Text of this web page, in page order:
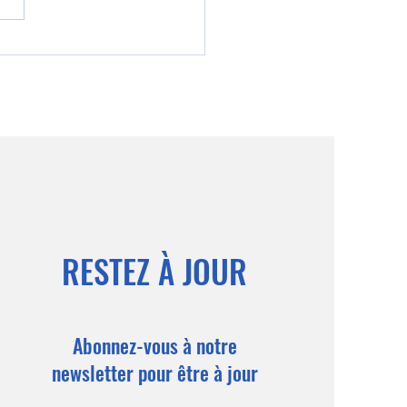
: Le guide complet du
RESTEZ À JOUR
Abonnez-vous à notre
newsletter pour être à jour